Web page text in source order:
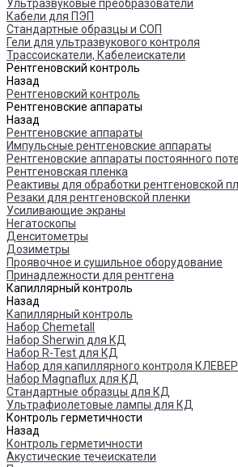
Ультразвуковые преобразователи
Кабели для ПЭП
Стандартные образцы и СОП
Гели для ультразвукового контроля
Трассоискатели, Кабелеискатели
Рентгеновский контроль
Назад
Рентгеновский контроль
Рентгеновские аппараты
Назад
Рентгеновские аппараты
Импульсные рентгеновские аппараты
Рентгеновские аппараты постоянного
Рентгеновская пленка
Реактивы для обработки рентгеновской
Резаки для рентгеновской пленки
Усиливающие экраны
Негатоскопы
Денситометры
Дозиметры
Проявочное и сушильное оборудование
Принадлежности для рентгена
Капиллярный контроль
Назад
Капиллярный контроль
Набор Chemetall
Набор Sherwin для КД
Набор R-Test для КД
Набор для капиллярного контроля КЛЕВЕР
Набор Magnaflux для КД
Стандартные образцы для КД
Ультрафиолетовые лампы для КД
Контроль герметичности
Назад
Контроль герметичности
Акустические течеискатели